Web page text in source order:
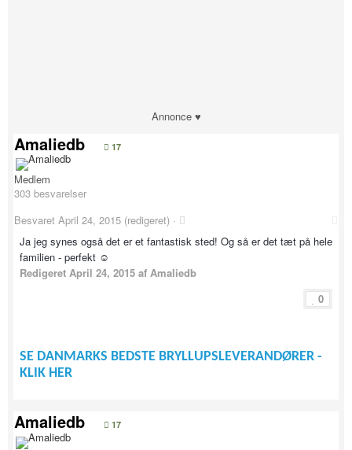
Annonce ♥
Amaliedb 17
Medlem
303 besvarelser
Besvaret April 24, 2015 (redigeret) ·
Ja jeg synes også det er et fantastisk sted! Og så er det tæt på hele
familien - perfekt ☺️
Redigeret April 24, 2015 af Amaliedb
0
SE DANMARKS BEDSTE BRYLLUPSLEVERANDØRER -
KLIK HER
Amaliedb 17